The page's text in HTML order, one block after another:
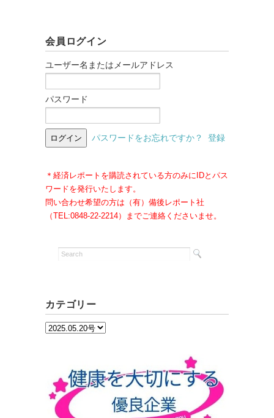
会員ログイン
ユーザー名またはメールアドレス
パスワード
パスワードをお忘れですか？ 登録
＊経済レポートを購読されている方のみにIDとパス
ワードを発行いたします。
問い合わせ希望の方は（有）備後レポート社
（TEL:0848-22-2214）までご連絡くださいませ。
カテゴリー
カ
ー